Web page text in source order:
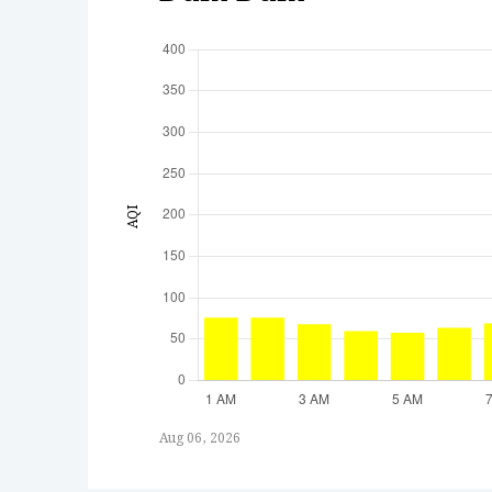
AQI
Aug 06, 2026